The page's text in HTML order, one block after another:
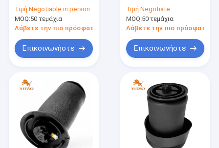
Mercedes-Benz GL-
Class (W164) 2007-
2012
Τιμή:Negotiable in person
MOQ:50 τεμάχια
Λάβετε την πιο πρόσφατη τιμή
Επικοινωνήστε
Τιμή:Negotiate
MOQ:50 τεμάχια
Λάβετε την πιο πρόσφατη
Επικοινωνήστε